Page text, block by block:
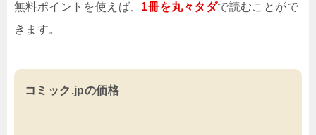
無料ポイントを使えば、 1冊を丸々タダで読むことがで
きます。
コミック.jpの価格